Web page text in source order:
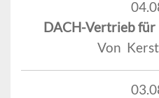
DACH-Vertrieb für
Von